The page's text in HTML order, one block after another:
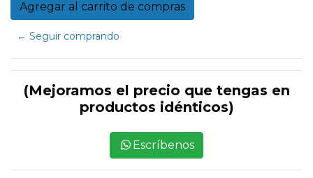
← Seguir comprando
(Mejoramos el precio que tengas en
productos idénticos)
Escríbenos